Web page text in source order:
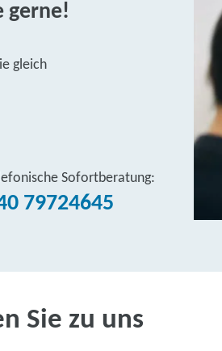
gerne!
gleich
Sofortberatung:
79724645
Sie zu uns